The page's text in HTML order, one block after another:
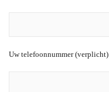
Uw telefoonnummer (verplicht)